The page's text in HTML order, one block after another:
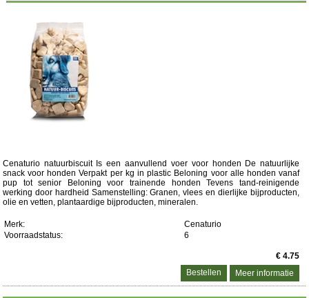
Cenaturio natuurbiscuit Is een aanvullend voer voor honden De natuurlijke
snack voor honden Verpakt per kg in plastic Beloning voor alle honden vanaf
pup tot senior Beloning voor trainende honden Tevens tand-reinigende
werking door hardheid Samenstelling: Granen, vlees en dierlijke bijproducten,
olie en vetten, plantaardige bijproducten, mineralen.
Merk:
Cenaturio
Voorraadstatus:
6
€ 4.75
Meer informatie